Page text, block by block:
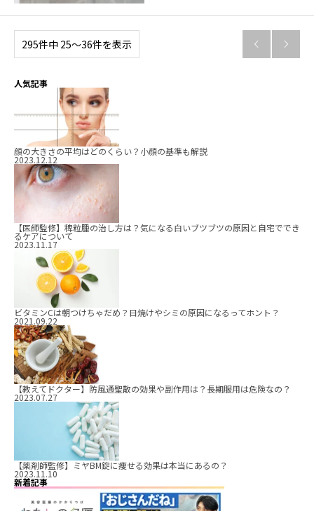
295件中 25〜36件を表示  
人気記事
顔の大きさの平均はどのくらい？小顔の基準も解説
2023.12.12
【医師監修】稗粒腫の治し方は？気になる白いブツブツの原因と自宅ででき
るケアについて
2023.11.17
ビタミンCは朝つけちゃだめ？日焼けやシミの原因になるってホント？
2021.09.22
【教えてドクター】防風通聖散の効果や副作用は？長期服用は危険なの？
2023.07.27
【薬剤師監修】ミヤBM錠に痩せる効果は本当にあるの？
2023.11.10
新着記事